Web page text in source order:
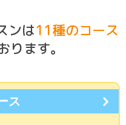
ンは11種のコース
ります。
ス